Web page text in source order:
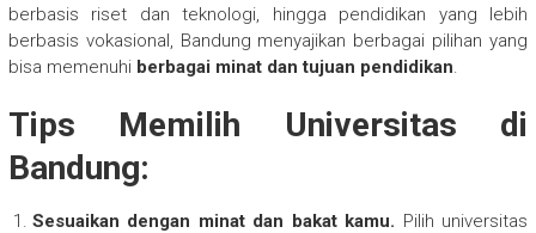
berbasis riset dan teknologi, hingga pendidikan yang lebih
berbasis vokasional, Bandung menyajikan berbagai pilihan yang
bisa memenuhi berbagai minat dan tujuan pendidikan.
Tips Memilih Universitas di
Bandung:
Sesuaikan dengan minat dan bakat kamu. Pilih universitas